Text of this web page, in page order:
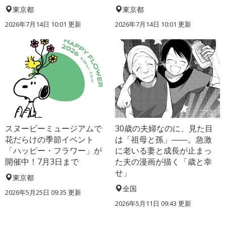
東京都
2026年7月14日 10:01 更新
東京都
2026年7月14日 10:01 更新
スヌーピーミュージアムで
花だらけの季節イベント
「ハッピー・フラワー」が
開催中！7月3日まで
東京都
2026年5月25日 09:35 更新
30歳の夫婦なのに、見た目
は「祖母と孫」――。急激
に老いる妻と成長が止まっ
た夫の漫画が描く「歳と幸
せ」
全国
2026年5月11日 09:43 更新